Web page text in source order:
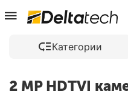
Категории
2 MP HDTVI